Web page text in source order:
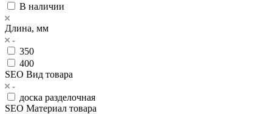
В наличии
Длина, мм
350
400
SEO Вид товара
доска разделочная
SEO Материал товара